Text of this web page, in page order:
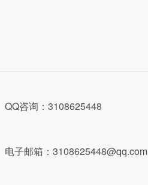
QQ咨询：3108625448
电子邮箱：3108625448@qq.com